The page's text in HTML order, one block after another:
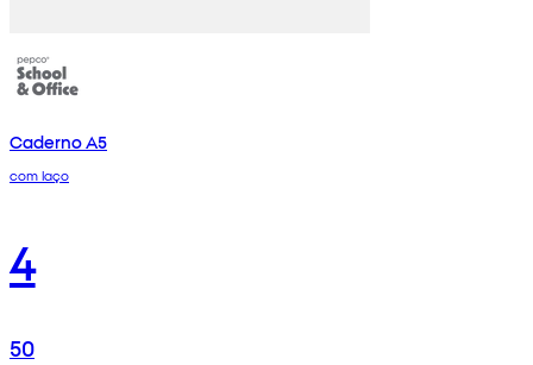
Caderno A5
com laço
4
50